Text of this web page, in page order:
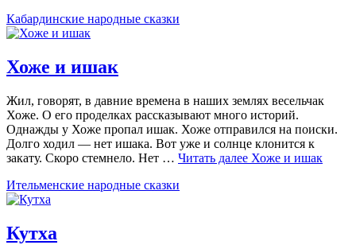
Кабардинские народные сказки
Хоже и ишак
Жил, говорят, в давние времена в наших землях весельчак
Хоже. О его проделках рассказывают много историй.
Однажды у Хоже пропал ишак. Хоже отправился на поиски.
Долго ходил — нет ишака. Вот уже и солнце клонится к
закату. Скоро стемнело. Нет … Читать далее Хоже и ишак
Ительменские народные сказки
Кутха